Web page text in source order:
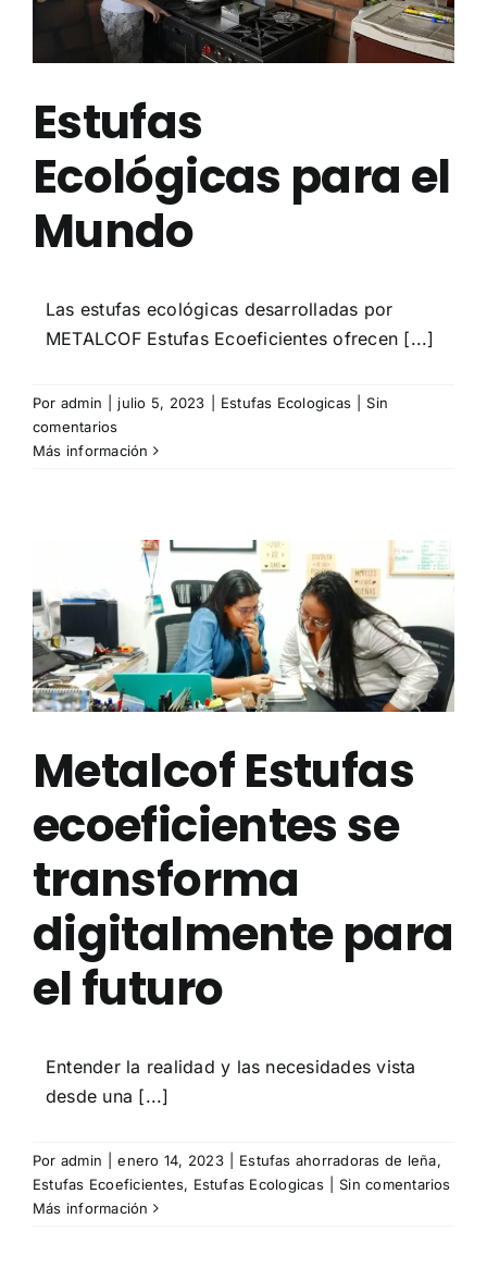
Estufas
Ecológicas para el
Mundo
Las estufas ecológicas desarrolladas por
METALCOF Estufas Ecoeficientes ofrecen [...]
Por admin julio 5, 2023 Estufas Ecologicas
Sin
comentarios
Más información
Metalcof Estufas
ecoeficientes se
transforma
digitalmente para
el futuro
Entender la realidad y las necesidades vista
desde una [...]
Por admin enero 14, 2023 Estufas ahorradoras de leña,
Estufas Ecoeficientes, Estufas Ecologicas
Sin comentarios
Más información